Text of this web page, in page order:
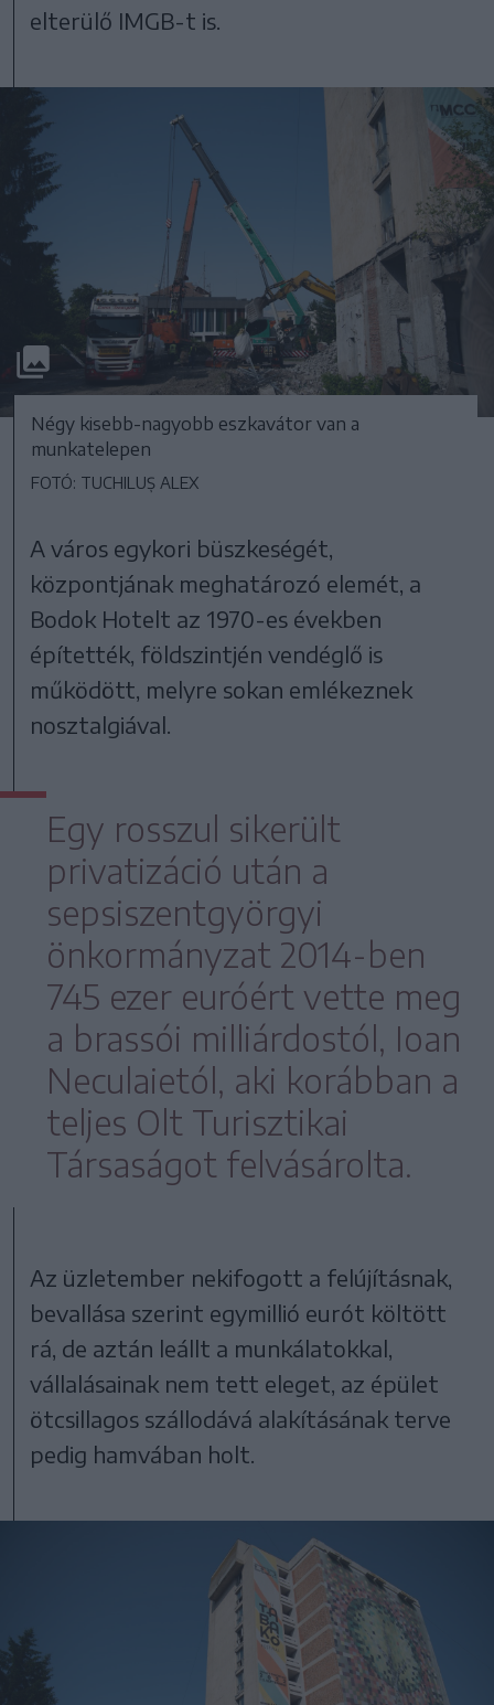
elterülő IMGB-t is.
Négy kisebb-nagyobb eszkavátor van a
munkatelepen
FOTÓ: TUCHILUȘ ALEX
A város egykori büszkeségét,
központjának meghatározó elemét, a
Bodok Hotelt az 1970-es években
építették, földszintjén vendéglő is
működött, melyre sokan emlékeznek
nosztalgiával.
Egy rosszul sikerült
privatizáció után a
sepsiszentgyörgyi
önkormányzat 2014-ben
745 ezer euróért vette meg
a brassói milliárdostól, Ioan
Neculaietól, aki korábban a
teljes Olt Turisztikai
Társaságot felvásárolta.
Az üzletember nekifogott a felújításnak,
bevallása szerint egymillió eurót költött
rá, de aztán leállt a munkálatokkal,
vállalásainak nem tett eleget, az épület
ötcsillagos szállodává alakításának terve
pedig hamvában holt.